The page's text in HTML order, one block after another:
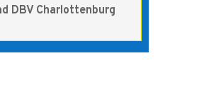
DBV Charlottenburg